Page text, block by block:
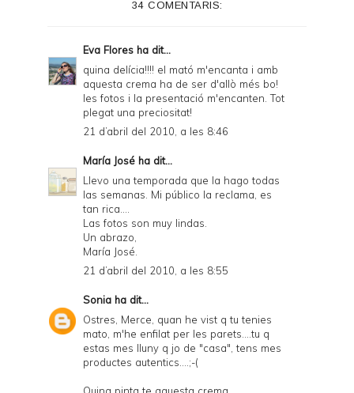
34 COMENTARIS:
Eva Flores ha dit...
quina delícia!!!! el mató m'encanta i amb
aquesta crema ha de ser d'allò més bo!
les fotos i la presentació m'encanten. Tot
plegat una preciositat!
21 d’abril del 2010, a les 8:46
María José ha dit...
Llevo una temporada que la hago todas
las semanas. Mi público la reclama, es
tan rica....
Las fotos son muy lindas.
Un abrazo,
María José.
21 d’abril del 2010, a les 8:55
Sonia ha dit...
Ostres, Merce, quan he vist q tu tenies
mato, m'he enfilat per les parets....tu q
estas mes lluny q jo de "casa", tens mes
productes autentics....;-(
Quina pinta te aquesta crema...